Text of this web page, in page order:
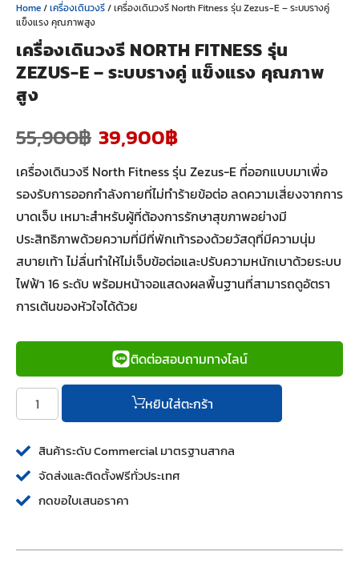
Home/เครื่องเดินวงรี/ เครื่องเดินวงรี North Fitness รุ่น Zezus-E – ระบบรางคู่
แข็งแรง คุณภาพสูง
เครื่องเดินวงรี NORTH FITNESS รุ่น
ZEZUS-E – ระบบรางคู่ แข็งแรง คุณภาพ
สูง
55,900฿ 39,900฿
เครื่องเดินวงรี North Fitness รุ่น Zezus-E ที่ออกแบบมาเพื่อ
รองรับการออกกำลังกายที่ไม่ทำร้ายข้อต่อ ลดความเสี่ยงจากการ
บาดเจ็บ เหมาะสำหรับผู้ที่ต้องการรักษาสุขภาพอย่างมี
ประสิทธิภาพด้วยความที่มีที่พักเท้ารองด้วยวัสดุที่มีความนุ่ม
สบายเท้า ไม่ลื่นทำให้ไม่เจ็บข้อต่อและปรับความหนักเบาด้วยระบบ
ไฟฟ้า 16 ระดับ พร้อมหน้าจอแสดงผลพื้นฐานที่สามารถดูอัตรา
การเต้นของหัวใจได้ด้วย
ติดต่อสอบถามทางไลน์
หยิบใส่ตะกร้า
สินค้าระดับ Commercial มาตรฐานสากล
จัดส่งและติดตั้งฟรีทั่วประเทศ
กดขอใบเสนอราคา